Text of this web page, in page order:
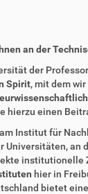
an der
der
Spirit, mit dem wir
hierzu einen
Institut für
Universitäten, an
institutionelle
hier in
bietet